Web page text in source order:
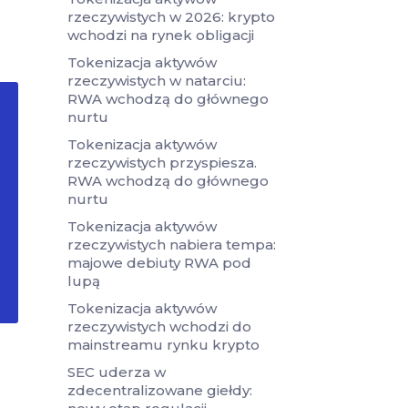
rzeczywistych w 2026: krypto
wchodzi na rynek obligacji
Tokenizacja aktywów
rzeczywistych w natarciu:
RWA wchodzą do głównego
nurtu
Tokenizacja aktywów
rzeczywistych przyspiesza.
RWA wchodzą do głównego
nurtu
Tokenizacja aktywów
rzeczywistych nabiera tempa:
majowe debiuty RWA pod
lupą
Tokenizacja aktywów
rzeczywistych wchodzi do
mainstreamu rynku krypto
SEC uderza w
zdecentralizowane giełdy: